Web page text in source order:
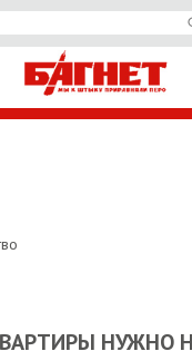
НУЖНО